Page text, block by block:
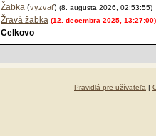
Žabka (vyzvať) (8. augusta 2026, 02:53:55)
Žravá žabka (12. decembra 2025, 13:27:00)
Celkovo
Pravidlá pre užívateľa |